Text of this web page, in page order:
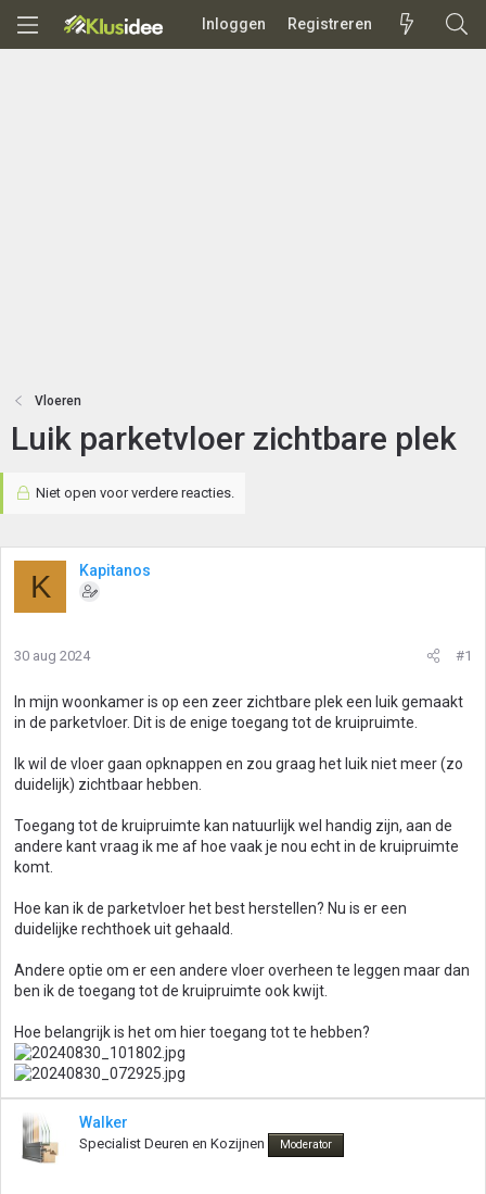
Inloggen Registreren
Vloeren
Luik parketvloer zichtbare plek
Niet open voor verdere reacties.
K Kapitanos
30 aug 2024 #1
In mijn woonkamer is op een zeer zichtbare plek een luik gemaakt
in de parketvloer. Dit is de enige toegang tot de kruipruimte.
Ik wil de vloer gaan opknappen en zou graag het luik niet meer (zo
duidelijk) zichtbaar hebben.
Toegang tot de kruipruimte kan natuurlijk wel handig zijn, aan de
andere kant vraag ik me af hoe vaak je nou echt in de kruipruimte
komt.
Hoe kan ik de parketvloer het best herstellen? Nu is er een
duidelijke rechthoek uit gehaald.
Andere optie om er een andere vloer overheen te leggen maar dan
ben ik de toegang tot de kruipruimte ook kwijt.
Hoe belangrijk is het om hier toegang tot te hebben?
Walker
Specialist Deuren en Kozijnen Moderator